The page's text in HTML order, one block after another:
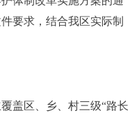
要求，结合我区实际制
盖区、乡、村三级“路长